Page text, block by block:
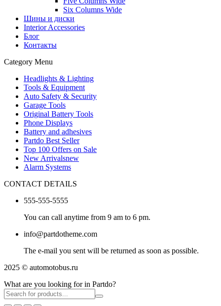
Six Columns Wide
Шины и диски
Interior Accessories
Блог
Контакты
Category Menu
Headlights & Lighting
Tools & Equipment
Auto Safety & Security
Garage Tools
Original Battery Tools
Phone Displays
Battery and adhesives
Partdo Best Seller
Top 100 Offers on Sale
New Arrivalsnew
Alarm Systems
CONTACT DETAILS
555-555-5555
You can call anytime from 9 am to 6 pm.
info@partdotheme.com
The e-mail you sent will be returned as soon as possible.
2025 © automotobus.ru
What are you looking for in Partdo?